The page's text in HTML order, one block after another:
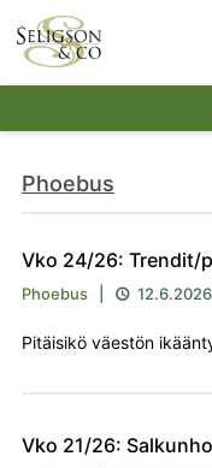
Phoebus
Vko 24/26: Trendit/
Phoebus 12.6.2026
Pitäisikö väestön
Vko 21/26: